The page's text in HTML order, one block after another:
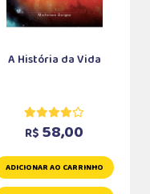
A História da Vida
R$ 58,00
ADICIONAR AO CARRINHO